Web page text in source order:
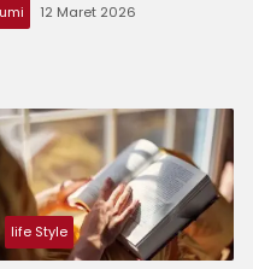
12 Maret 2026
life Style